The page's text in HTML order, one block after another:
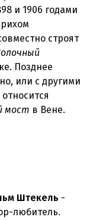
и 1906 годами
строят
Позднее
или с другими
мост в Вене.
Штекель -
любитель.